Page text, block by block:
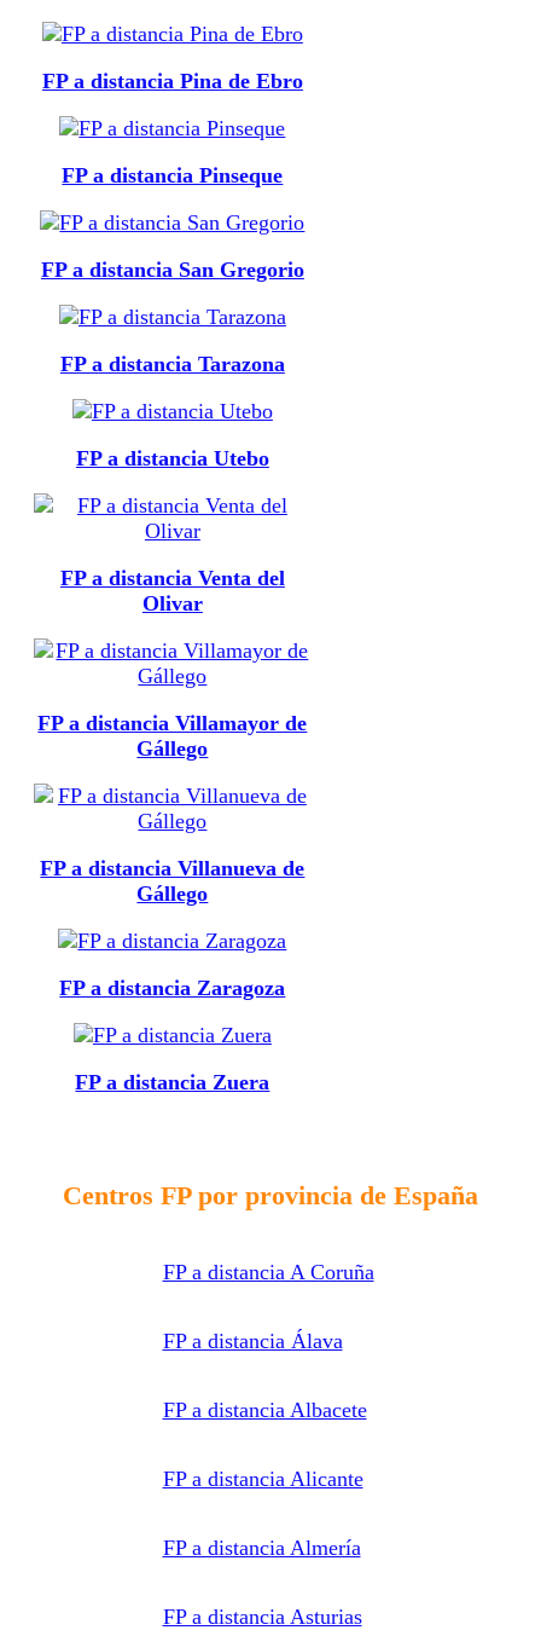
FP a distancia Pina de Ebro
FP a distancia Pinseque
FP a distancia San Gregorio
FP a distancia Tarazona
FP a distancia Utebo
FP a distancia Venta del
Olivar
FP a distancia Villamayor de
Gállego
FP a distancia Villanueva de
Gállego
FP a distancia Zaragoza
FP a distancia Zuera
Centros FP por provincia de España
FP a distancia A Coruña
FP a distancia Álava
FP a distancia Albacete
FP a distancia Alicante
FP a distancia Almería
FP a distancia Asturias